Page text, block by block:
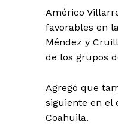
Américo
favorables en
Méndez y
de los grupos
Agregó que
siguiente en el
Coahuila.